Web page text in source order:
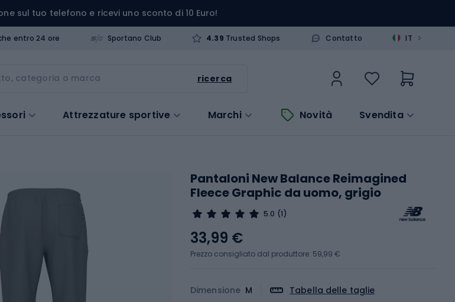
sul tuo telefono e ricevi uno sconto di 10 Euro!
entro 24 ore Sportano Club 4.39 Trusted Shops Contatto IT >
ricerca
Attrezzature sportive Marchi Novità Svendita
Pantaloni New Balance Reimagined
Fleece Graphic da uomo, grigio
5.0 (1)
Dimensione M Tabella delle taglie
33,99 €
Prezzo consigliato dal produttore: 59,99 €